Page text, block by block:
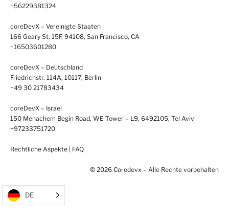
+56229381324
coreDevX – Vereinigte Staaten
166 Geary St, 15F, 94108, San Francisco, CA
+16503601280
coreDevX – Deutschland
Friedrichstr. 114A, 10117, Berlin
+49 30 21783434
coreDevX – Israel
150 Menachem Begin Road, WE Tower – L9, 6492105, Tel Aviv
+97233751720
Rechtliche Aspekte | FAQ
© 2026 Coredevx – Alle Rechte vorbehalten
DE